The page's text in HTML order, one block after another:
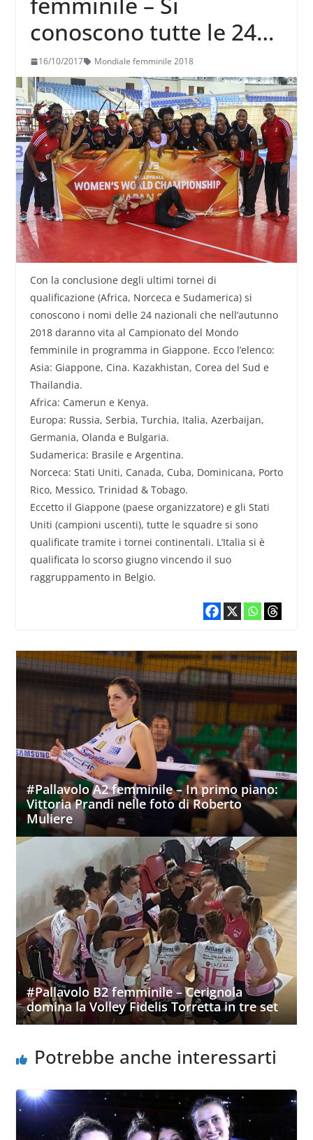
conoscono tutte le 24
qualificate per
Giappone 2018
16/10/2017 Mondiale femminile 2018
Con la conclusione degli ultimi tornei di
qualificazione (Africa, Norceca e Sudamerica) si
conoscono i nomi delle 24 nazionali che nell’autunno
2018 daranno vita al Campionato del Mondo
femminile in programma in Giappone. Ecco l’elenco:
Asia: Giappone, Cina. Kazakhistan, Corea del Sud e
Thailandia.
Africa: Camerun e Kenya.
Europa: Russia, Serbia, Turchia, Italia, Azerbaijan,
Germania, Olanda e Bulgaria.
Sudamerica: Brasile e Argentina.
Norceca: Stati Uniti, Canada, Cuba, Dominicana, Porto
Rico, Messico, Trinidad & Tobago.
Eccetto il Giappone (paese organizzatore) e gli Stati
Uniti (campioni uscenti), tutte le squadre si sono
qualificate tramite i tornei continentali. L’Italia si è
qualificata lo scorso giugno vincendo il suo
raggruppamento in Belgio.
#Pallavolo A2 femminile – In primo piano:
Vittoria Prandi nelle foto di Roberto
Muliere
#Pallavolo B2 femminile – Cerignola
domina la Volley Fidelis Torretta in tre set
Potrebbe anche interessarti